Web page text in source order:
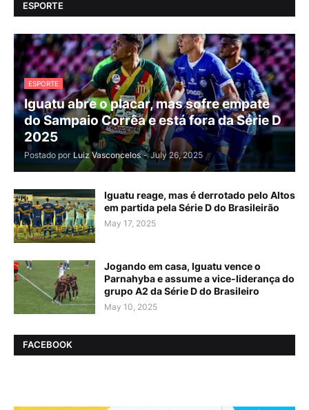
ESPORTE
ESPORTE
Iguatu abre o placar, mas sofre empate
do Sampaio Corrêa e está fora da Série D
2025
Postado por Luiz Vasconcelos - July 26, 2025
Iguatu reage, mas é derrotado pelo Altos
em partida pela Série D do Brasileirão
May 17, 2025
Jogando em casa, Iguatu vence o
Parnahyba e assume a vice-liderança do
grupo A2 da Série D do Brasileiro
May 10, 2025
FACEBOOK